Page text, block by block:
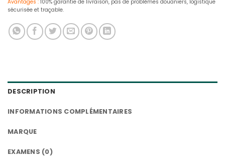
Avantages : 100% garantie de livraison, pas de problèmes douaniers, logistique
sécurisée et traçable.
DESCRIPTION
INFORMATIONS COMPLÉMENTAIRES
MARQUE
EXAMENS (0)